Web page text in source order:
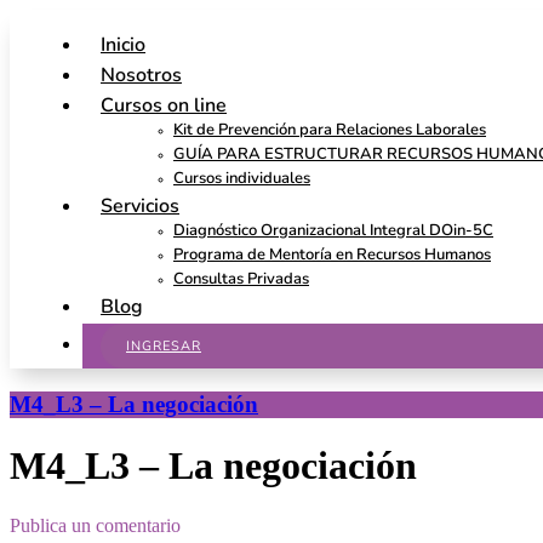
Inicio
Nosotros
Cursos on line
Kit de Prevención para Relaciones Laborales
GUÍA PARA ESTRUCTURAR RECURSOS
Cursos individuales
Servicios
Diagnóstico Organizacional Integral DOin-5C
Programa de Mentoría en Recursos Humanos
Consultas Privadas
Blog
INGRESAR
M4_L3 – La negociación
M4_L3 – La negociación
Publica un comentario